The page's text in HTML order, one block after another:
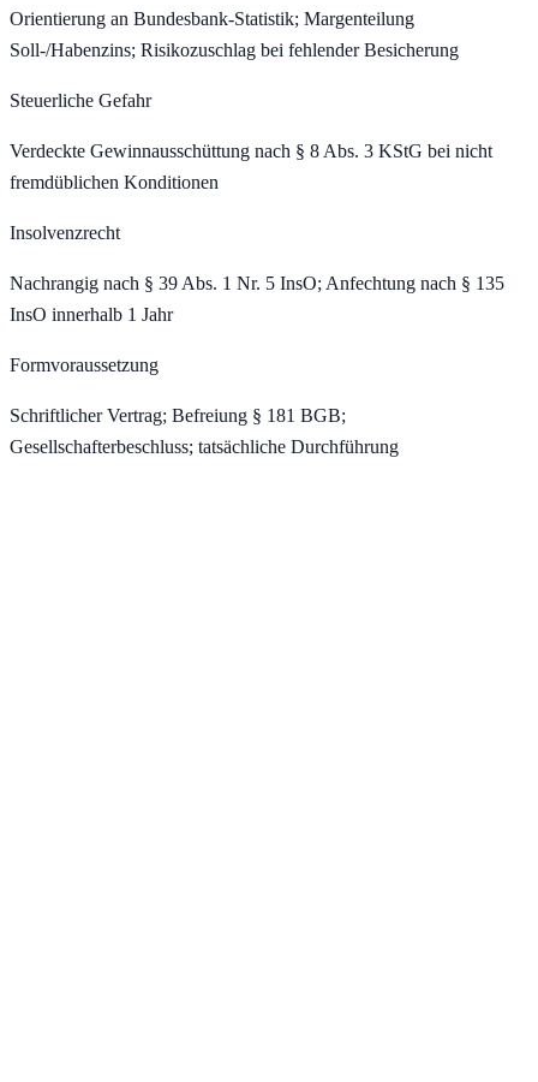
Orientierung an Bundesbank-Statistik; Margenteilung
Soll-/Habenzins; Risikozuschlag bei fehlender Besicherung
Steuerliche Gefahr
Verdeckte Gewinnausschüttung nach § 8 Abs. 3 KStG bei nicht
fremdüblichen Konditionen
Insolvenzrecht
Nachrangig nach § 39 Abs. 1 Nr. 5 InsO; Anfechtung nach § 135
InsO innerhalb 1 Jahr
Formvoraussetzung
Schriftlicher Vertrag; Befreiung § 181 BGB;
Gesellschafterbeschluss; tatsächliche Durchführung